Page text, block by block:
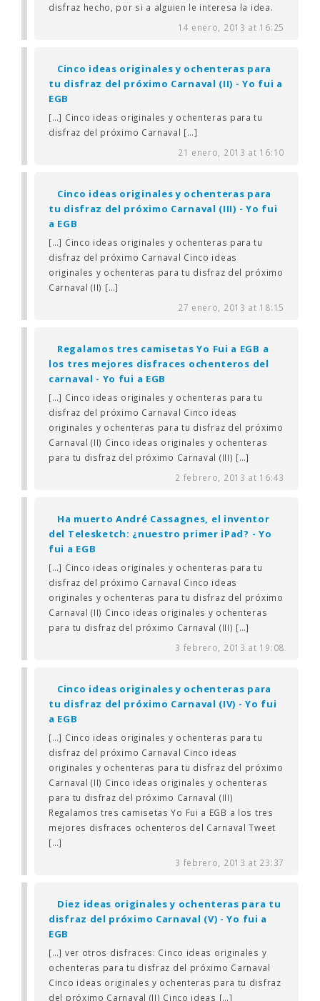
disfraz hecho, por si a alguien le interesa la idea.
14 enero, 2013 at 16:25
Cinco ideas originales y ochenteras para
tu disfraz del próximo Carnaval (II) - Yo fui a
EGB
[…] Cinco ideas originales y ochenteras para tu
disfraz del próximo Carnaval […]
21 enero, 2013 at 16:10
Cinco ideas originales y ochenteras para
tu disfraz del próximo Carnaval (III) - Yo fui
a EGB
[…] Cinco ideas originales y ochenteras para tu
disfraz del próximo Carnaval Cinco ideas
originales y ochenteras para tu disfraz del próximo
Carnaval (II) […]
27 enero, 2013 at 18:15
Regalamos tres camisetas Yo Fui a EGB a
los tres mejores disfraces ochenteros del
carnaval - Yo fui a EGB
[…] Cinco ideas originales y ochenteras para tu
disfraz del próximo Carnaval Cinco ideas
originales y ochenteras para tu disfraz del próximo
Carnaval (II) Cinco ideas originales y ochenteras
para tu disfraz del próximo Carnaval (III) […]
2 febrero, 2013 at 16:43
Ha muerto André Cassagnes, el inventor
del Telesketch: ¿nuestro primer iPad? - Yo
fui a EGB
[…] Cinco ideas originales y ochenteras para tu
disfraz del próximo Carnaval Cinco ideas
originales y ochenteras para tu disfraz del próximo
Carnaval (II) Cinco ideas originales y ochenteras
para tu disfraz del próximo Carnaval (III) […]
3 febrero, 2013 at 19:08
Cinco ideas originales y ochenteras para
tu disfraz del próximo Carnaval (IV) - Yo fui
a EGB
[…] Cinco ideas originales y ochenteras para tu
disfraz del próximo Carnaval Cinco ideas
originales y ochenteras para tu disfraz del próximo
Carnaval (II) Cinco ideas originales y ochenteras
para tu disfraz del próximo Carnaval (III)
Regalamos tres camisetas Yo Fui a EGB a los tres
mejores disfraces ochenteros del Carnaval Tweet
[…]
3 febrero, 2013 at 23:37
Diez ideas originales y ochenteras para tu
disfraz del próximo Carnaval (V) - Yo fui a
EGB
[…] ver otros disfraces: Cinco ideas originales y
ochenteras para tu disfraz del próximo Carnaval
Cinco ideas originales y ochenteras para tu disfraz
del próximo Carnaval (II) Cinco ideas […]